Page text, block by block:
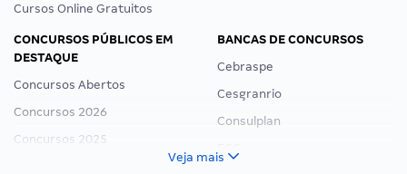
Cursos Online Gratuitos
CONCURSOS PÚBLICOS EM
DESTAQUE
Concursos Abertos
Concursos 2026
Concursos 2025
Concurso Nacional Unificado
BANCAS DE CONCURSOS
Cebraspe
Cesgranrio
Consulplan
Veja mais